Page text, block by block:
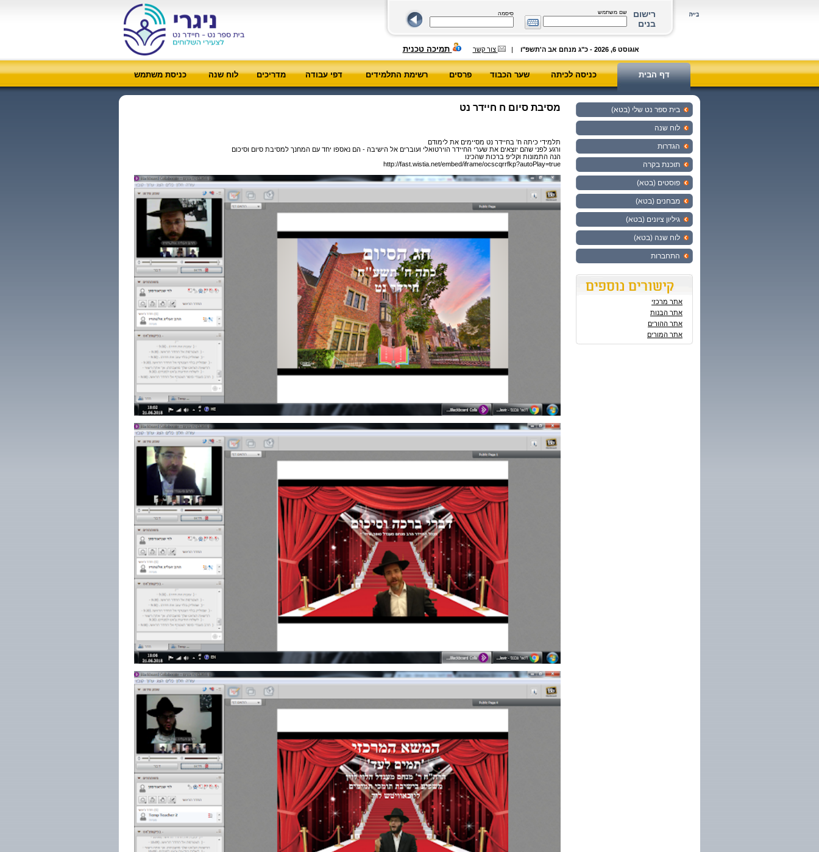
רישום
בנים
שם משתמש סיסמה
אוגוסט 6, 2026 - כ"ג מנחם אב ה'תשפ"ו | צור קשר תמיכה טכנית
דף הבית כניסה לכיתה שער הכבוד פרסים רשימת התלמידים דפי עבודה מדריכים לוח שנה כניסת משתמש
מסיבת סיום ח חיידר נט
תלמידי כיתה ח' בחיידר נט מסיימים את לימודם
ורגע לפני שהם יוצאים את שערי החיידר הוירטואלי ועוברים אל הישיבה - הם נאספו יחד עם המחנך למסיבת סיום וסיכום
הנה התמונות וקליפ ברכות שהכינו
http://fast.wistia.net/embed/iframe/ocscqrrfkp?autoPlay=true
בית ספר נט שלי (בטא)
לוח שנה
הגדרות
תוכנת בקרה
פוסטים (בטא)
מבחנים (בטא)
גיליון ציונים (בטא)
לוח שנה (בטא)
התחברות
אתר מרכזי
אתר הבנות
אתר ההורים
אתר המורים